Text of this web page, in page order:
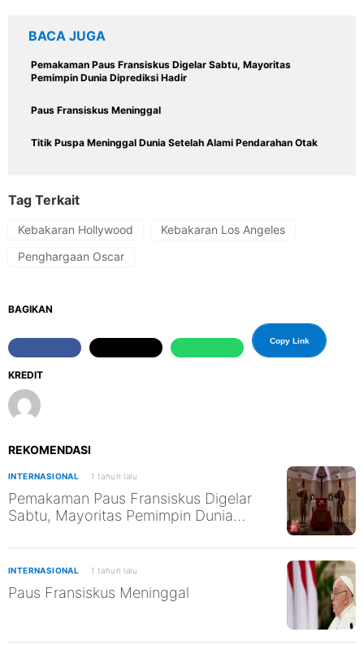
BACA JUGA
Pemakaman Paus Fransiskus Digelar Sabtu, Mayoritas
Pemimpin Dunia Diprediksi Hadir
Paus Fransiskus Meninggal
Titik Puspa Meninggal Dunia Setelah Alami Pendarahan Otak
Tag Terkait
Kebakaran Hollywood
Kebakaran Los Angeles
Penghargaan Oscar
KREDIT
BAGIKAN
Copy Link
REKOMENDASI
INTERNASIONAL 1 tahun lalu
Pemakaman Paus Fransiskus Digelar
Sabtu, Mayoritas Pemimpin Dunia
INTERNASIONAL 1 tahun lalu
Paus Fransiskus Meninggal